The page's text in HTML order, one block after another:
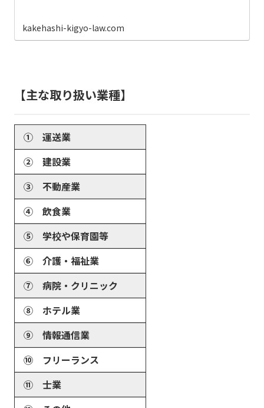
kakehashi-kigyo-law.com
主な取り扱い業種
① 運送業
➁ 建設業
③ 不動産業
④ 飲食業
⑤ 学校や保育園等
⑥ 介護・福祉業
⑦ 病院・クリニック
⑧ ホテル業
⑨ 情報通信業
⑩ フリーランス
⑪ 士業